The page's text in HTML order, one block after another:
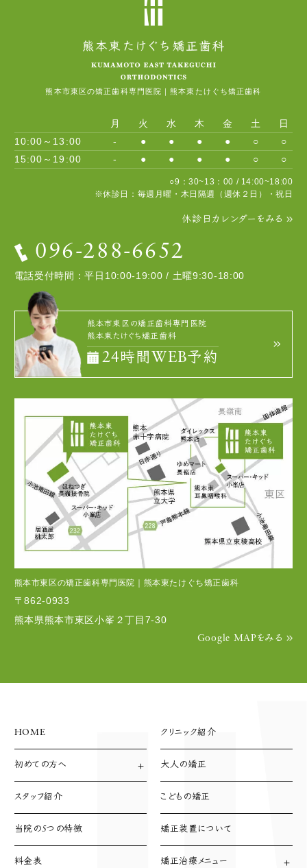
矯正治療中に金属等のアレルギー症状が出ることがあります。
矯正治療中に「顎関節で音が鳴る、あごが痛い、口が開けにく
様々な問題による影響で、当初予定した治療計画を変更する可能
性があります。
矯正装置を誤飲する可能性があります。
装置を外す際、エナメル質に微小な亀裂が入る可能性や、かぶせ
物（補綴物）の一部が破損する可能性があります。
装置を外した後、保定装置を指示通り使用しないと後戻りの生じ
のかぶせ物（補綴物）やむし歯の治療（修復物）などをやりなお
す可能性があります。
あごの成長発育により咬み合わせや歯並びが変化する可能性があ
治療後に親知らずが生え、凸凹が生じる可能性があります。加齢
や歯周病等により歯を支えている骨がやせると咬み合わせや歯並
びが変化することがあります。その場合、再治療等が必要になる
ことがあります。
矯正歯科治療は、一度始めると元の状態に戻すことは難しくなり
マウスピース型矯正装置(製品名インビザライン)は完成物薬機法対
象外の矯正歯科装置であり、承認薬品を対象とする医薬品副作用
被害救済制度の対象外となる場合があります。
熊本市東区の矯正歯科専門医院｜熊本東たけぐち矯正歯科
月 火 水 木 金 土
日
10:00～13:00
- ● ● ● ● ○
○
15:00～19:00
- ● ● ● ● ○ ○
○9：30~13：00 / 14:00~18:00
※休診日：毎週月曜・木日隔週（週休２日）・祝日
休診日カレンダーをみる
096-288-6652
電話受付時間：平日10:00-19:00 / 土曜9:30-18:00
熊本市東区の矯正歯科専門医院
熊本東たけぐち矯正歯科
24時間WEB予約
熊本市東区の矯正歯科専門医院｜熊本東たけぐち矯正歯科
〒862-0933
熊本県熊本市東区小峯２丁目7-30
Google MAPをみる
HOME
初めての方へ
診療方針
診療の流れ
スタッフ紹介
当院の5つの特徴
料金表
クリニック紹介
大人の矯正
こどもの矯正
矯正装置について
矯正治療メニュー